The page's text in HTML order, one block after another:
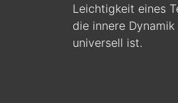
Leichtigkeit eines
die innere
universell ist.